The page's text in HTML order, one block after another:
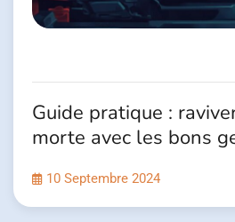
Guide pratique :
morte avec les bons
10 Septembre 2024